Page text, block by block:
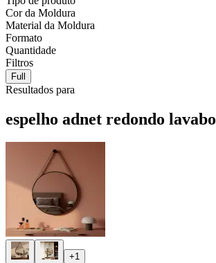
Cor da Moldura
Material da Moldura
Formato
Quantidade
Filtros
Full
Resultados para
espelho adnet redondo lavabo
+1